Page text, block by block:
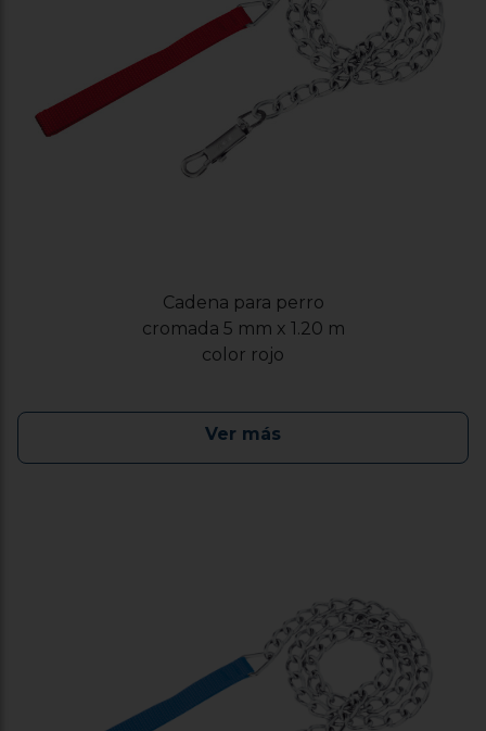
Cadena para perro
cromada 5 mm x 1.20 m
color rojo
Ver más